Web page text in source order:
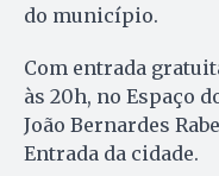
do município.
Com entrada
às 20h, no Espaço
João Bernardes
Entrada da cidade.